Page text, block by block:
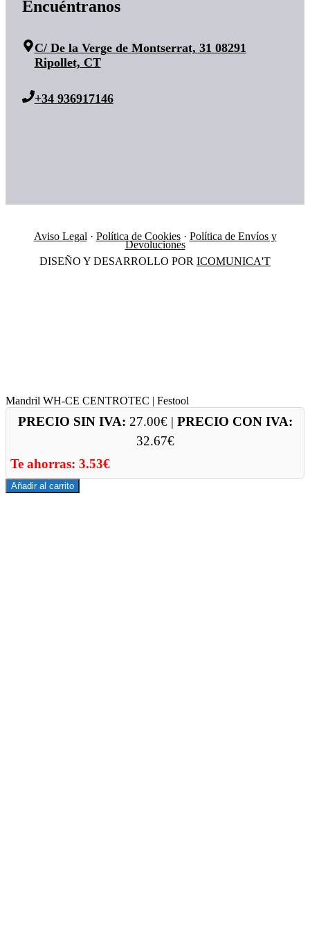
Encuéntranos
C/ De la Verge de Montserrat, 31 08291
Ripollet, CT
+34 936917146
Aviso Legal · Política de Cookies· Política de Envíos y
Devoluciones
DISEÑO Y DESARROLLO POR ICOMUNICA'T
Mandril WH-CE CENTROTEC | Festool
PRECIO SIN IVA: 27.00€ | PRECIO CON IVA:
32.67€
Te ahorras: 3.53€
Añadir al carrito